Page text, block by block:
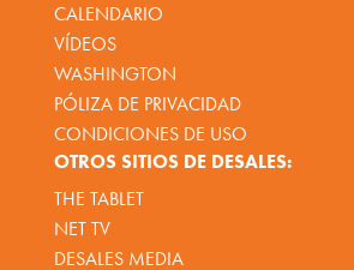
CALENDARIO
VÍDEOS
WASHINGTON
PÓLIZA DE PRIVACIDAD
CONDICIONES DE USO
OTROS SITIOS DE DESALES:
THE TABLET
NET TV
DESALES MEDIA